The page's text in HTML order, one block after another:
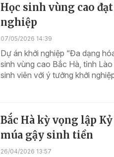
Học sinh vùng cao
nghiệp
07/05/2026 14:39
Dự án khởi nghiệp “Đa dạng
sinh vùng cao Bắc Hà, tỉnh
sinh viên với ý tưởng khởi
Bắc Hà kỳ vọng lập
múa gậy sinh tiền
26/04/2026 13:57